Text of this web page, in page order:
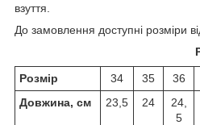
взуття.
До замовлення доступні розміри
Розмірна
Розмір 34 35 36
Довжина, см
23,5 24
24,
5